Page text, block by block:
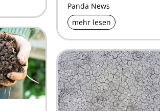
Panda News
mehr lesen